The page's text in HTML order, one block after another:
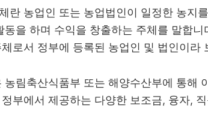
란 농업인 또는 농업법인이 일정한 농지
동을 하며 수익을 창출하는 주체를 말합
로서 정부에 등록된 농업인 및 법인이라
농림축산식품부 또는 해양수산부에 통해
부에서 제공하는 다양한 보조금, 융자,